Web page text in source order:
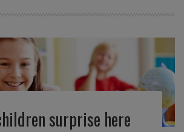
surprise here